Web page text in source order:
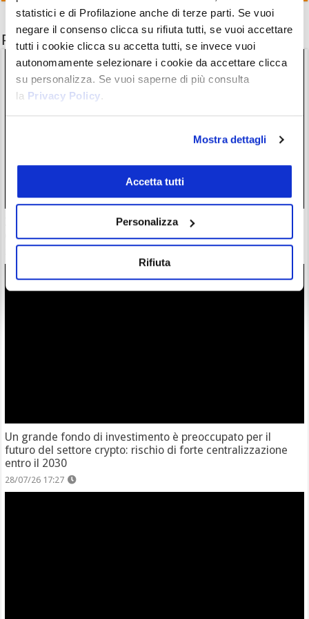
statistici e di Profilazione anche di terze parti. Se vuoi
negare il consenso clicca su rifiuta tutti, se vuoi accettare
tutti i cookie clicca su accetta tutti, se invece vuoi
autonomamente selezionare i cookie da accettare clicca
su personalizza. Se vuoi saperne di più consulta
la Privacy Policy.
Mostra dettagli
Accetta tutti
Personalizza
Rifiuta
Potrebbe interessarti anche
Zcash completa l’atteso aggiornamento Ironwood: la supply
di $ZEC è ora verificata
Un grande fondo di investimento è preoccupato per il
futuro del settore crypto: rischio di forte centralizzazione
entro il 2030
28/07/26 17:27